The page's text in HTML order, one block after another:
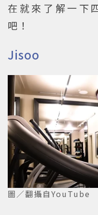
在就來了解一下
吧！
Jisoo
圖／翻攝自YouTube